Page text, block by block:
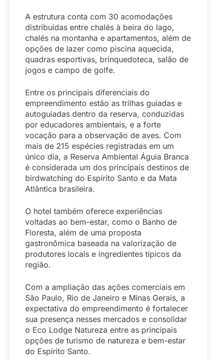
A estrutura conta com 30 acomodações
distribuídas entre chalés à beira do lago,
chalés na montanha e apartamentos, além de
opções de lazer como piscina aquecida,
quadras esportivas, brinquedoteca, salão de
jogos e campo de golfe.
Entre os principais diferenciais do
empreendimento estão as trilhas guiadas e
autoguiadas dentro da reserva, conduzidas
por educadores ambientais, e a forte
vocação para a observação de aves. Com
mais de 215 espécies registradas em um
único dia, a Reserva Ambiental Águia Branca
é considerada um dos principais destinos de
birdwatching do Espírito Santo e da Mata
Atlântica brasileira.
O hotel também oferece experiências
voltadas ao bem-estar, como o Banho de
Floresta, além de uma proposta
gastronômica baseada na valorização de
produtores locais e ingredientes típicos da
região.
Com a ampliação das ações comerciais em
São Paulo, Rio de Janeiro e Minas Gerais, a
expectativa do empreendimento é fortalecer
sua presença nesses mercados e consolidar
o Eco Lodge Natureza entre as principais
opções de turismo de natureza e bem-estar
do Espírito Santo.